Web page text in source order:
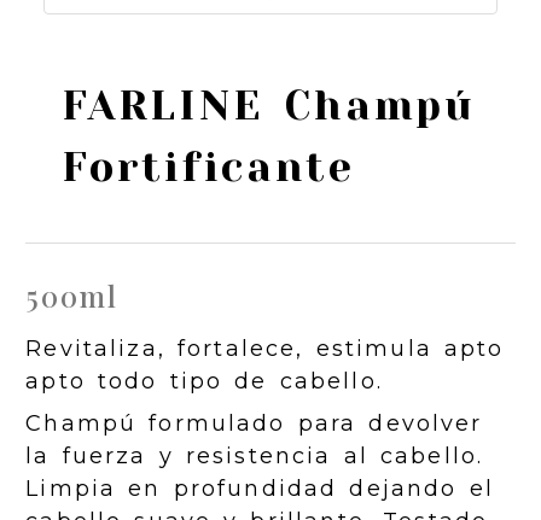
FARLINE Champú
Fortificante
500ml
Revitaliza, fortalece, estimula apto
apto todo tipo de cabello.
Champú formulado para devolver
la fuerza y resistencia al cabello.
Limpia en profundidad dejando el